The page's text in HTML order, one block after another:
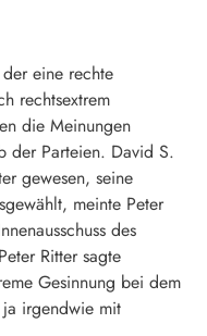
eine rechte
rechtsextrem
die Meinungen
der Parteien. David S.
gewesen, seine
meinte Peter
des
Ritter sagte
Gesinnung bei dem
ja irgendwie mit